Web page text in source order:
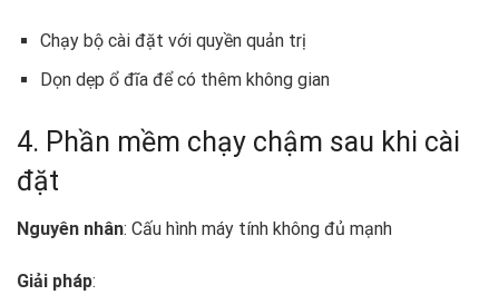
Chạy bộ cài đặt với quyền quản trị
Dọn dẹp ổ đĩa để có thêm không gian
4. Phần mềm chạy chậm sau khi cài
đặt
Nguyên nhân: Cấu hình máy tính không đủ mạnh
Giải pháp: